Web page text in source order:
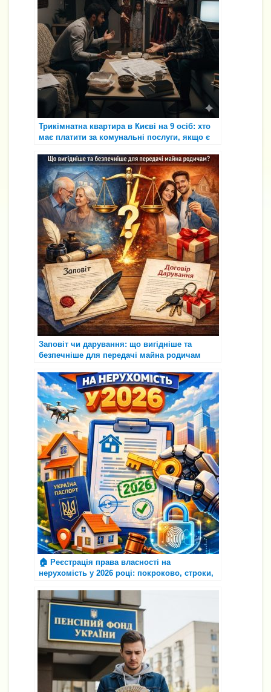
Трикімнатна квартира в Києві на 9 осіб: хто
має платити за комунальні послуги, якщо є
Заповіт чи дарування: що вигідніше та
безпечніше для передачі майна родичам
🏠 Реєстрація права власності на
нерухомість у 2026 році: покроково, строки,